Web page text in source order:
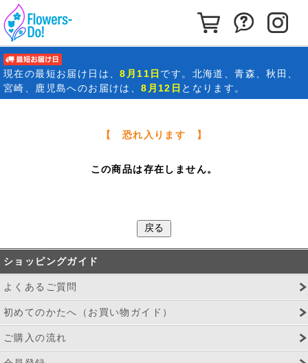
カートを見る
お問い合
現在の最短お届け日 は、8月11日 です。北海道、青森、秋田、
宮崎、鹿児島へのお届けは、8月12日 となります。
【 恐れ入ります 】
この商品は存在しません。
ショッピングガイド
よくあるご質問
初めてのかたへ（お買い物ガイド）
ご購入の流れ